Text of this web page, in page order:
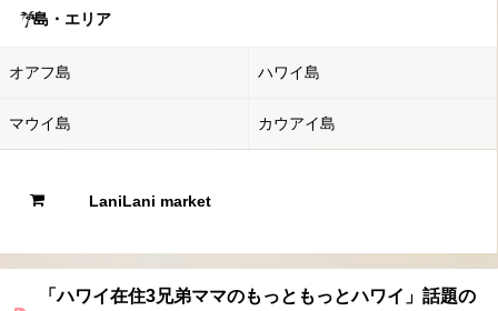
島・エリア
オアフ島 ハワイ島
マウイ島 カウアイ島
LaniLani market
「ハワイ在住3兄弟ママのもっともっとハワイ」話題の